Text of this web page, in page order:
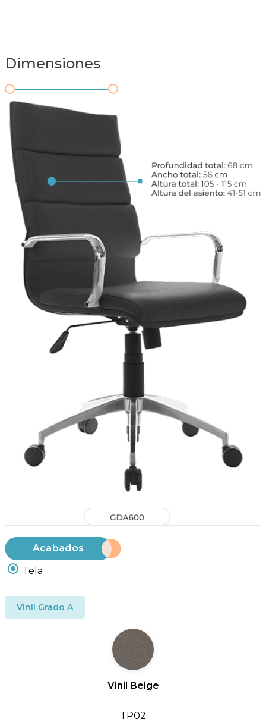
Dimensiones
Acabados
Tela
Vinil Grado A
Vinil Beige
TP02